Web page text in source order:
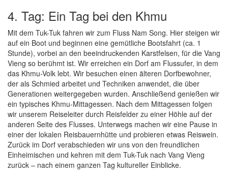
4. Tag: Ein Tag bei den Khmu
Mit dem Tuk-Tuk fahren wir zum Fluss Nam Song. Hier steigen wir
auf ein Boot und beginnen eine gemütliche Bootsfahrt (ca. 1
Stunde), vorbei an den beeindruckenden Karstfelsen, für die Vang
Vieng so berühmt ist. Wir erreichen ein Dorf am Flussufer, in dem
das Khmu-Volk lebt. Wir besuchen einen älteren Dorfbewohner,
der als Schmied arbeitet und Techniken anwendet, die über
Generationen weitergegeben wurden. Anschließend genießen wir
ein typisches Khmu-Mittagessen. Nach dem Mittagessen folgen
wir unserem Reiseleiter durch Reisfelder zu einer Höhle auf der
anderen Seite des Flusses. Unterwegs machen wir eine Pause in
einer der lokalen Reisbauernhütte und probieren etwas Reiswein.
Zurück im Dorf verabschieden wir uns von den freundlichen
Einheimischen und kehren mit dem Tuk-Tuk nach Vang Vieng
zurück – nach einem ganzen Tag kultureller Einblicke.